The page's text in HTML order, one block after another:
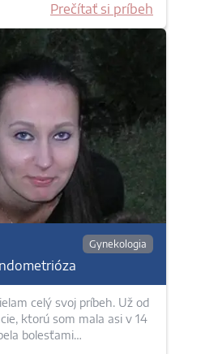
Prečítať si príbeh
Gynekologia
celý svoj príbeh. Už od
ktorú som mala asi v 14
bolesťami…